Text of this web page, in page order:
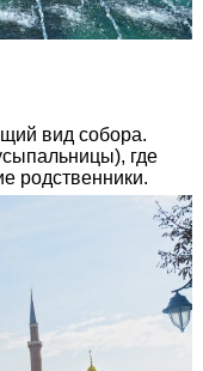
вид собора.
где
родственники.